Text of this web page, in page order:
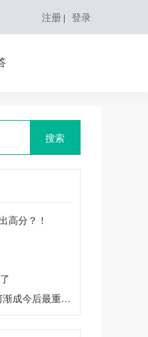
注册 | 登录
搜索
高分？！
最重要的基础